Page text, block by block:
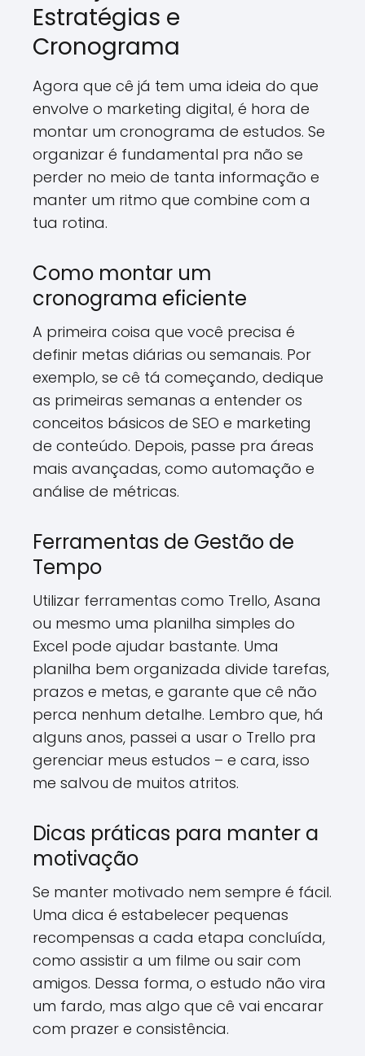
Estratégias e
Cronograma
Agora que cê já tem uma ideia do que
envolve o marketing digital, é hora de
montar um cronograma de estudos. Se
organizar é fundamental pra não se
perder no meio de tanta informação e
manter um ritmo que combine com a
tua rotina.
Como montar um
cronograma eficiente
A primeira coisa que você precisa é
definir metas diárias ou semanais. Por
exemplo, se cê tá começando, dedique
as primeiras semanas a entender os
conceitos básicos de SEO e marketing
de conteúdo. Depois, passe pra áreas
mais avançadas, como automação e
análise de métricas.
Ferramentas de Gestão de
Tempo
Utilizar ferramentas como Trello, Asana
ou mesmo uma planilha simples do
Excel pode ajudar bastante. Uma
planilha bem organizada divide tarefas,
prazos e metas, e garante que cê não
perca nenhum detalhe. Lembro que, há
alguns anos, passei a usar o Trello pra
gerenciar meus estudos – e cara, isso
me salvou de muitos atritos.
Dicas práticas para manter a
motivação
Se manter motivado nem sempre é fácil.
Uma dica é estabelecer pequenas
recompensas a cada etapa concluída,
como assistir a um filme ou sair com
amigos. Dessa forma, o estudo não vira
um fardo, mas algo que cê vai encarar
com prazer e consistência.